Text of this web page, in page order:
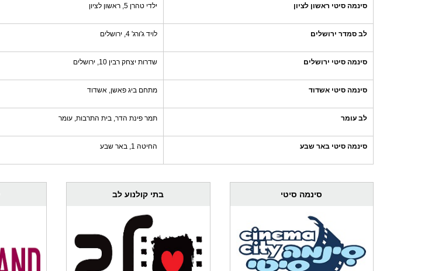
סינמה סיטי ראשון לציון ילדי טהרן 5, ראשון לציון
לב סמדר ירושלים לויד ג'ורג' 4, ירושלים
סינמה סיטי ירושלים שדרות יצחק רבין 10, ירושלים
סינמה סיטי אשדוד מתחם ביג פאשן, אשדוד
לב עומר תמר פינת הדר, בית התרבות, עומר
סינמה סיטי באר שבע החיטה 1, באר שבע
סינמה סיטי בתי קולנוע לב